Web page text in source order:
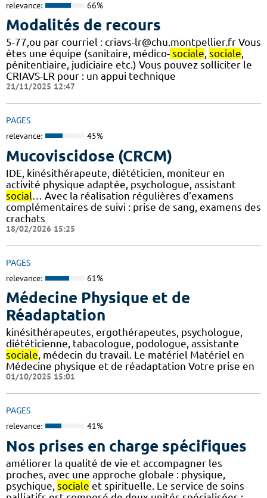
relevance: 66%
Modalités de recours
5-77,ou par courriel : criavs-lr@chu.montpellier.fr Vous
êtes une équipe (sanitaire, médico- sociale, sociale,
pénitentiaire, judiciaire etc.) Vous pouvez solliciter le
CRIAVS-LR pour : un appui technique
21/11/2025 12:47
PAGES
relevance: 45%
Mucoviscidose (CRCM)
IDE, kinésithérapeute, diététicien, moniteur en
activité physique adaptée, psychologue, assistant
social
… Avec la réalisation régulières d’examens
complémentaires de suivi : prise de sang, examens des
crachats
18/02/2026 15:25
PAGES
relevance: 61%
Médecine Physique et de
Réadaptation
kinésithérapeutes, ergothérapeutes, psychologue,
diététicienne, tabacologue, podologue, assistante
sociale, médecin du travail. Le matériel Matériel en
Médecine physique et de réadaptation Votre prise en
01/10/2025 15:01
PAGES
relevance: 41%
Nos prises en charge spécifiques
améliorer la qualité de vie et accompagner les
proches, avec une approche globale : physique,
psychique, sociale et spirituelle. Le service de soins